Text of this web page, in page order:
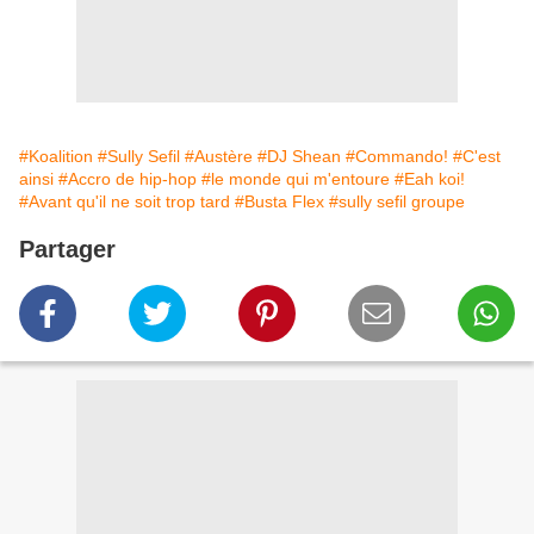
#Koalition #Sully Sefil #Austère #DJ Shean #Commando! #C'est
ainsi #Accro de hip-hop #le monde qui m'entoure #Eah koi!
#Avant qu'il ne soit trop tard #Busta Flex #sully sefil groupe
Partager